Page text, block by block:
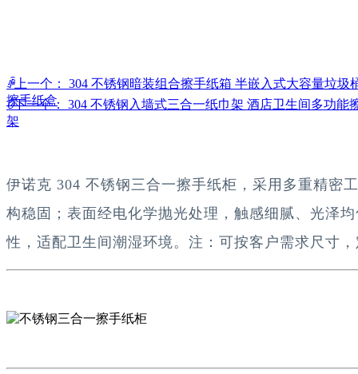
ꄴ上一个：
304 不锈钢暗装组合擦手纸箱 半嵌入式大容量垃圾
擦手纸盒
ꄲ下一个：
304 不锈钢入墙式三合一纸巾架 酒店卫生间多功能
架
伊诺克 304 不锈钢三合一擦手纸柜，采用多重精密
构稳固；表面经电化学抛光处理，触感细腻、光泽
性，适配卫生间潮湿环境。注：可按客户需求尺寸，